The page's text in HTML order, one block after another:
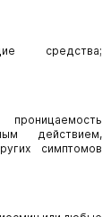
средства;
действием,
симптомов